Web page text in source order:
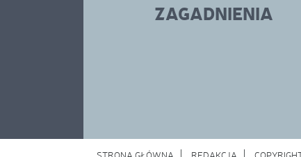
ZAGADNIENIA